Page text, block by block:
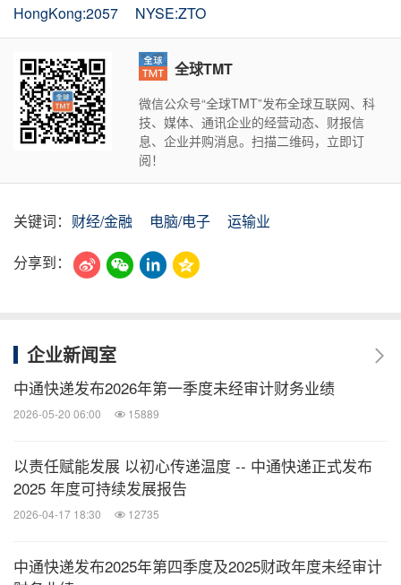
HongKong:2057
NYSE:ZTO
全球TMT
微信公众号“全球TMT”发布全球互联网、科
技、媒体、通讯企业的经营动态、财报信
息、企业并购消息。扫描二维码，立即订
阅！
关键词： 财经/金融 电脑/电子
运输业
分享到：
企业新闻室
中通快递发布2026年第一季度未经审计财务业绩
2026-05-20 06:00 15889
以责任赋能发展 以初心传递温度 -- 中通快递正式发布
2025 年度可持续发展报告
2026-04-17 18:30 12735
中通快递发布2025年第四季度及2025财政年度未经审计